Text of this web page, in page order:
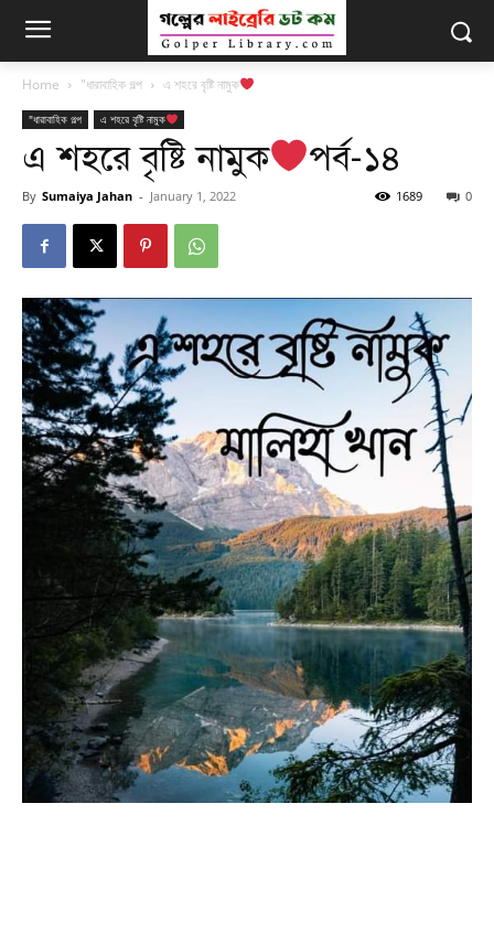
Home "ধারাবাহিক গল্প এ শহরে বৃষ্টি নামুক
"ধারাবাহিক গল্প এ শহরে বৃষ্টি নামুক
এ শহরে বৃষ্টি নামুক পর্ব-১৪
By Sumaiya Jahan - January 1, 2022 0
1689